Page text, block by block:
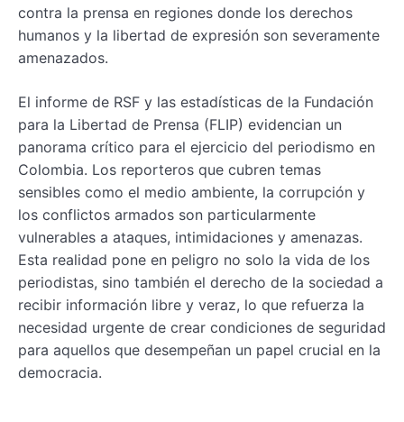
contra la prensa en regiones donde los derechos
humanos y la libertad de expresión son severamente
amenazados.
El informe de RSF y las estadísticas de la Fundación
para la Libertad de Prensa (FLIP) evidencian un
panorama crítico para el ejercicio del periodismo en
Colombia. Los reporteros que cubren temas
sensibles como el medio ambiente, la corrupción y
los conflictos armados son particularmente
vulnerables a ataques, intimidaciones y amenazas.
Esta realidad pone en peligro no solo la vida de los
periodistas, sino también el derecho de la sociedad a
recibir información libre y veraz, lo que refuerza la
necesidad urgente de crear condiciones de seguridad
para aquellos que desempeñan un papel crucial en la
democracia.